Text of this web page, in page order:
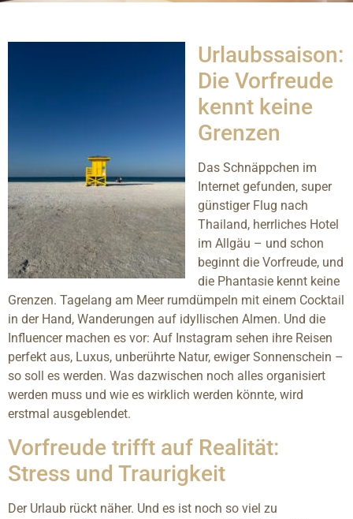
Urlaubssaison:
Die Vorfreude
kennt keine
Grenzen
Das Schnäppchen im
Internet gefunden, super
günstiger Flug nach
Thailand, herrliches Hotel
im Allgäu – und schon
beginnt die Vorfreude, und
die Phantasie kennt keine
Grenzen. Tagelang am Meer rumdümpeln mit einem Cocktail
in der Hand, Wanderungen auf idyllischen Almen. Und die
Influencer machen es vor: Auf Instagram sehen ihre Reisen
perfekt aus, Luxus, unberührte Natur, ewiger Sonnenschein –
so soll es werden. Was dazwischen noch alles organisiert
werden muss und wie es wirklich werden könnte, wird
erstmal ausgeblendet.
Vorfreude trifft auf Realität:
Stress und Traurigkeit
Der Urlaub rückt näher. Und es ist noch so viel zu